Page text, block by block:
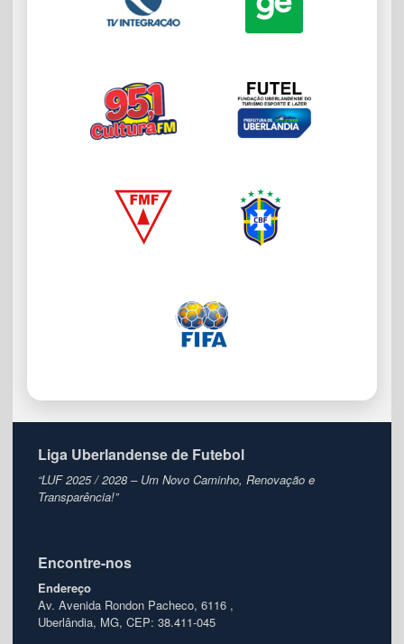
Liga Uberlandense de Futebol
“LUF 2025 / 2028 – Um Novo Caminho, Renovação e
Transparência!”
Encontre-nos
Endereço
Av. Avenida Rondon Pacheco, 6116 ,
Uberlândia, MG, CEP: 38.411-045